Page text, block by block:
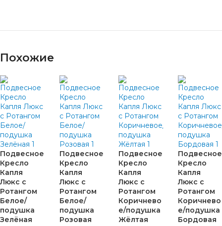
Похожие
Подвесное
Кресло
Капля
Люкс с
Ротангом
Белое/
подушка
Зелёная
Подвесное
Кресло
Капля
Люкс с
Ротангом
Белое/
подушка
Розовая
Подвесное
Кресло
Капля
Люкс с
Ротангом
Коричнево
е/подушка
Жёлтая
Подвесное
Кресло
Капля
Люкс с
Ротангом
Коричнево
е/подушка
Бордовая